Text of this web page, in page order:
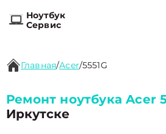
Ноутбук
Сервис
Главная/Acer/5551G
Ремонт ноутбука Acer
Иркутске